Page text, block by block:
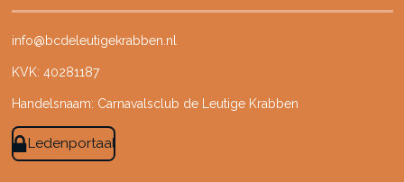
info@bcdeleutigekrabben.nl
KVK: 40281187
Handelsnaam: Carnavalsclub de Leutige Krabben
Ledenportaal